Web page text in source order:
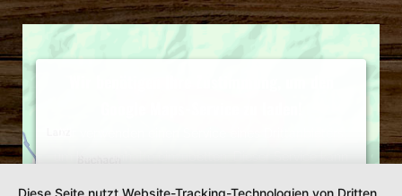
Diese Seite nutzt Website-Tracking-Technologien von Dritten,